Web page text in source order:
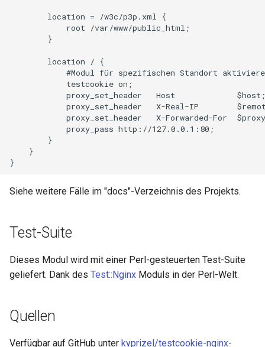
        location = /w3c/p3p.xml {
            root /var/www/public_html;
        }
        location / {
#Modul für spezifischen Standort
            testcookie on;
            proxy_set_header   Host             $host;
proxy_set_header   X-Real-IP
proxy_set_header   X-Forwarded-For
            proxy_pass http://127.0.0.1:80;
        }
    }
Siehe weitere Fälle im "docs"-Verzeichnis des Projekts.
Test-Suite
Dieses Modul wird mit einer Perl-gesteuerten Test-Suite
geliefert. Dank des Test::Nginx Moduls in der Perl-Welt.
Quellen
Verfügbar auf GitHub unter kyprizel/testcookie-nginx-